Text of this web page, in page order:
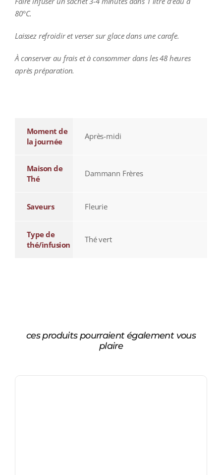
80°C.
Laissez refroidir et verser sur glace dans une carafe.
À conserver au frais et à consommer dans les 48 heures
après préparation.
Moment de
la journée
Après-midi
Maison de
Thé
Dammann Frères
Saveurs Fleurie
Type de
thé/infusion
Thé vert
ces produits pourraient également vous
plaire